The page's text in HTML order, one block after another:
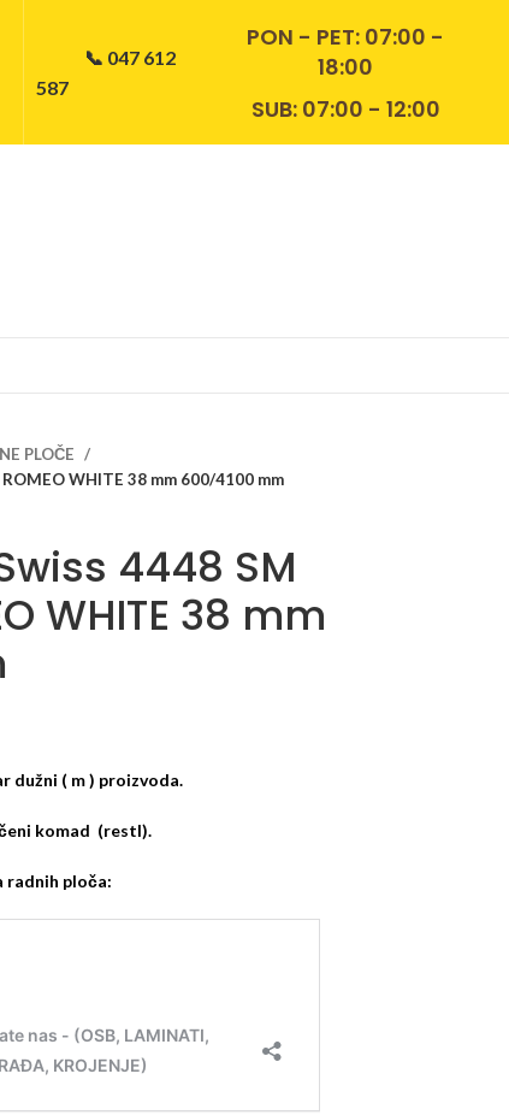
📞 047 612
587
PON - PET: 07:00 -
18:00
SUB: 07:00 - 12:00
PLOČE
WHITE 38 mm 600/4100 mm
4448 SM
WHITE 38 mm
dužni ( m ) proizvoda.
komad (restl).
radnih ploča: